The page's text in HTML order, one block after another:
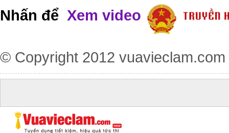
Nhấn để Xem video
© Copyright 2012 vuavieclam.com